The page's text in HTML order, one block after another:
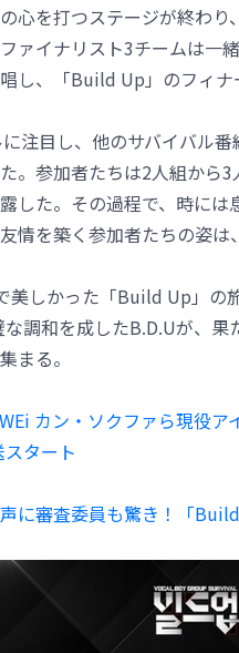
心を打つステージが終わ
ァイナリスト3チームは一
し、「Build Up」のフィナ
注目し、他のサバイバル
。参加者たちは2人組から
した。その過程で、時に
情を築く参加者たちの姿は
美しかった「Build Up」
調和を成したB.D.Uが、
まる。
カン・ソクファら現役
タート
に審査委員も驚き！「